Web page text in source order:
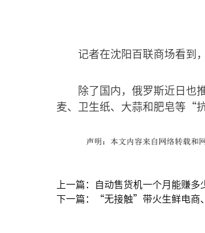
记者在沈阳百联商场看到
除了国内，俄罗斯近日也
麦、卫生纸、大蒜和肥皂等“
上一篇：自动售货机一个月能赚多
下一篇：“无接触”带火生鲜电商